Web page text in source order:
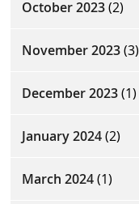
October 2023(2)
November 2023(3)
December 2023(1)
January 2024(2)
March 2024(1)